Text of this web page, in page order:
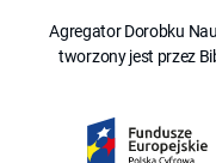
Agregator Dorobku
tworzony jest przez